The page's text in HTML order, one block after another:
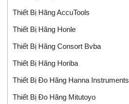
Thiết Bị Hãng AccuTools
Thiết Bị Hãng Honle
Thiết Bị Hãng Consort Bvba
Thiết Bị Hãng Horiba
Thiết Bị Đo Hãng Hanna Instruments
Thiết Bị Đo Hãng Mitutoyo